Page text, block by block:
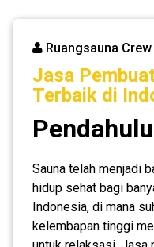
Ruangsauna Crew
Jasa
Terbaik di
Sauna telah menjadi
hidup sehat bagi
Indonesia, di mana
kelembapan tinggi